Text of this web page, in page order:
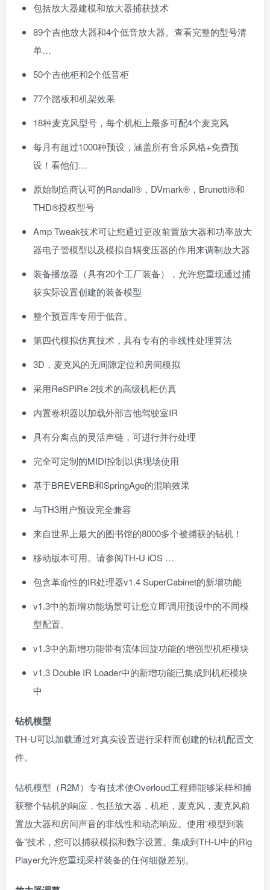
包括放大器建模和放大器捕获技术
89个吉他放大器和4个低音放大器。查看完整的型号清
单…
50个吉他柜和2个低音柜
77个踏板和机架效果
18种麦克风型号，每个机柜上最多可配4个麦克风
每月有超过1000种预设，涵盖所有音乐风格+免费预
设！看他们…
原始制造商认可的Randall®，DVmark®，Brunetti®和
THD®授权型号
Amp Tweak技术可让您通过更改前置放大器和功率放大
器电子管模型以及模拟自耦变压器的作用来调制放大器
装备播放器（具有20个工厂装备），允许您重现通过捕
获实际设置创建的装备模型
整个预置库专用于低音。
第四代模拟仿真技术，具有专有的非线性处理算法
3D，麦克风的无间隙定位和房间模拟
采用ReSPiRe 2技术的高级机柜仿真
内置卷积器以加载外部吉他驾驶室IR
具有分离点的灵活声链，可进行并行处理
完全可定制的MIDI控制以供现场使用
基于BREVERB和SpringAge的混响效果
与TH3用户预设完全兼容
来自世界上最大的图书馆的8000多个被捕获的钻机！
移动版本可用。请参阅TH-U iOS …
包含革命性的IR处理器v1.4 SuperCabinet的新增功能
v1.3中的新增功能场景可让您立即调用预设中的不同模
型配置。
v1.3中的新增功能带有流体回旋功能的增强型机柜模块
v1.3 Double IR Loader中的新增功能已集成到机柜模块
中
钻机模型
TH-U可以加载通过对真实设置进行采样而创建的钻机配置文
件。
钻机模型（R2M）专有技术使Overloud工程师能够采样和捕
获整个钻机的响应，包括放大器，机柜，麦克风，麦克风前
置放大器和房间声音的非线性和动态响应。使用“模型到装
备”技术，您可以捕获模拟和数字设置。集成到TH-U中的Rig
Player允许您重现采样装备的任何细微差别。